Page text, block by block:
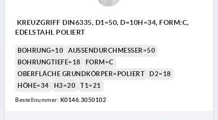
KREUZGRIFF DIN6335, D1=50, D=10H=34, FORM:C,
EDELSTAHL POLIERT
BOHRUNG=10
AUSSENDURCHMESSER=50
BOHRUNGTIEFE=18
FORM=C
OBERFLÄCHE GRUNDKÖRPER=POLIERT
D2=18
HÖHE=34
H3=20 T1=21
Bestellnummer: K0146.3050102